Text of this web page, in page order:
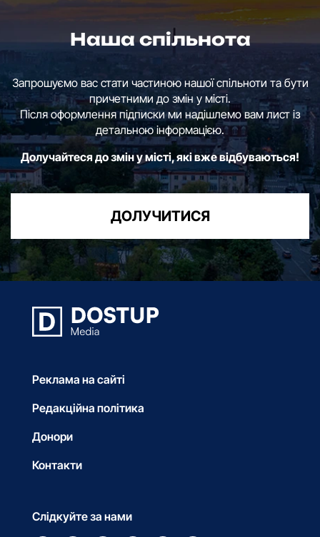
Наша спільнота
Запрошуємо вас стати частиною нашої спільноти та бути
причетними до змін у місті.
Після оформлення підписки ми надішлемо вам лист із
детальною інформацією.
Долучайтеся до змін у місті, які вже відбуваються!
ДОЛУЧИТИСЯ
Реклама на сайті
Редакційна політика
Донори
Контакти
Слідкуйте за нами